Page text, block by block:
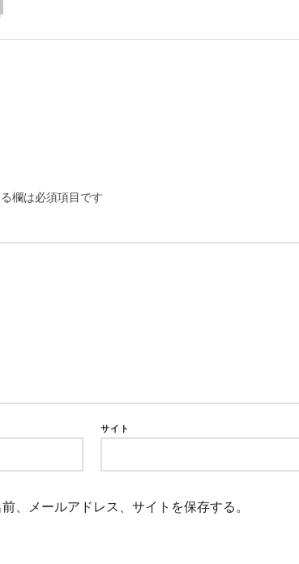
欄は必須項目です
サイト
、メールアドレス、サイトを保存する。